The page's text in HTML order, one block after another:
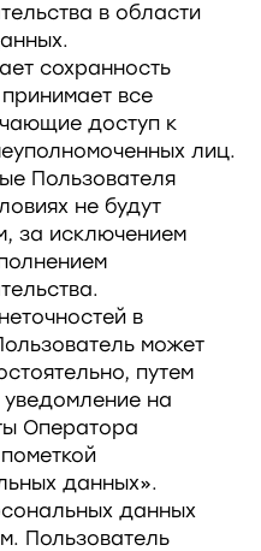
в области
сохранность
все
доступ к
лиц.
Пользователя
не будут
за исключением
в
может
путем
на
Оператора
данных».
данных
Пользователь